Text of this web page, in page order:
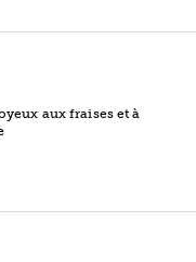
aux fraises et à